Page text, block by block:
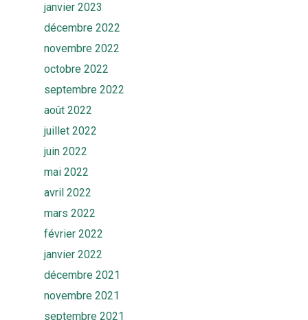
janvier 2023
décembre 2022
novembre 2022
octobre 2022
septembre 2022
août 2022
juillet 2022
juin 2022
mai 2022
avril 2022
mars 2022
février 2022
janvier 2022
décembre 2021
novembre 2021
septembre 2021